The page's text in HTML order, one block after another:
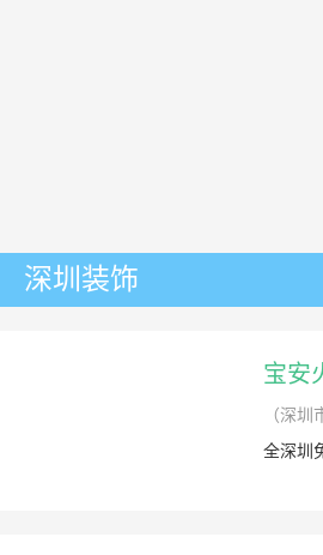
深圳装饰
宝安
（深
全深圳